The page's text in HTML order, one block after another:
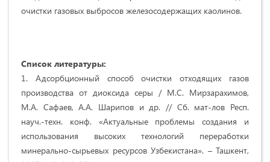
очистки газовых выбросов железосодержащих каолинов.
Список литературы:
1. Адсорбционный способ очистки отходящих газов
производства от диоксида серы / М.С. Мирзарахимов,
М.А. Сафаев, А.А. Шарипов и др. // Сб. мат-лов Респ.
науч.-техн. конф. «Актуальные проблемы создания и
использования высоких технологий переработки
минерально-сырьевых ресурсов Узбекистана». – Ташкент,